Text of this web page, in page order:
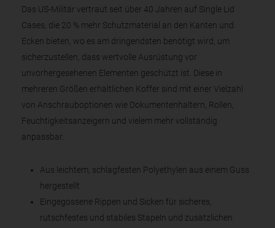
Das US-Militär vertraut seit über 40 Jahren auf Single Lid
Cases, die 20 % mehr Schutzmaterial an den Kanten und
Ecken bieten, wo es am dringendsten benötigt wird, um
sicherzustellen, dass wertvolle Ausrüstung vor
unvorhergesehenen Elementen geschützt ist. Diese in
mehreren Größen erhältlichen Koffer sind mit einer Vielzahl
von Anschrauboptionen wie Dokumentenhaltern, Rollen,
Feuchtigkeitsanzeigern und vielem mehr vollständig
anpassbar.
Aus leichtem, schlagfesten Polyethylen aus einem Guss
hergestellt
Eingegossene Rippen und Sicken für sicheres,
rutschfestes und stabiles Stapeln und zusätzlichen